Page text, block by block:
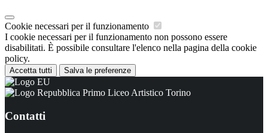
Cookie necessari per il funzionamento
I cookie necessari per il funzionamento non possono essere
disabilitati. È possibile consultare l'elenco nella pagina della cookie
policy.
Accetta tutti Salva le preferenze
Primo Liceo Artistico Torino
Contatti